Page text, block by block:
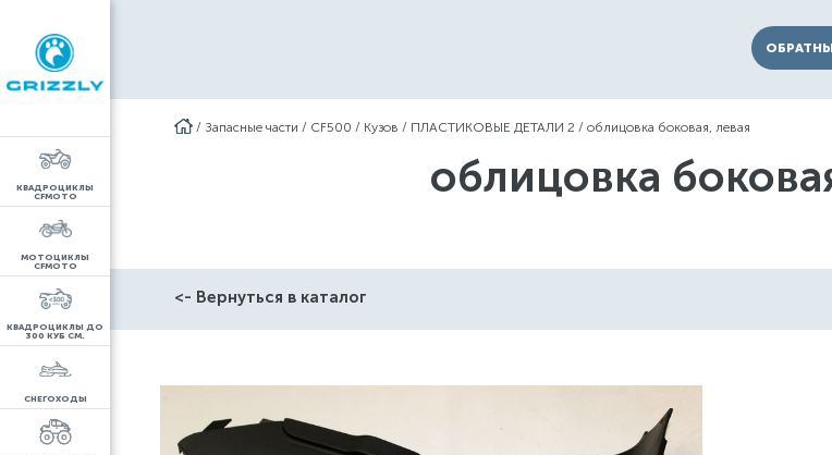
КВАДРОЦИКЛЫ
CFMOTO
МОТОЦИКЛЫ
CFMOTO
КВАДРОЦИКЛЫ ДО
300 КУБ СМ.
СНЕГОХОДЫ
/ Запасные части / CF500 / Кузов / ПЛАСТИКОВЫЕ ДЕТАЛИ 2 / облицовка боковая, левая
облицовка
<- Вернуться в каталог